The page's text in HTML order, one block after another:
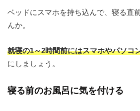
ベッドにスマホを持ち込んで、寝る直
んか。
就寝の1～2時間前にはスマホやパソコ
にしましょう。
寝る前のお風呂に気を付ける